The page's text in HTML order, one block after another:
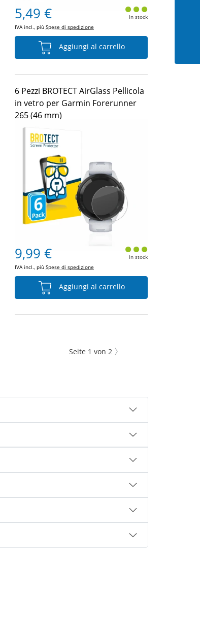
5,49 €
IVA incl., piùSpese di spedizione
In stock
Aggiungi al carrello
6 Pezzi BROTECT AirGlass Pellicola
in vetro per Garmin Forerunner
265 (46 mm)
9,99 €
IVA incl., piùSpese di spedizione
In stock
Aggiungi al carrello
Seite 1 von 2